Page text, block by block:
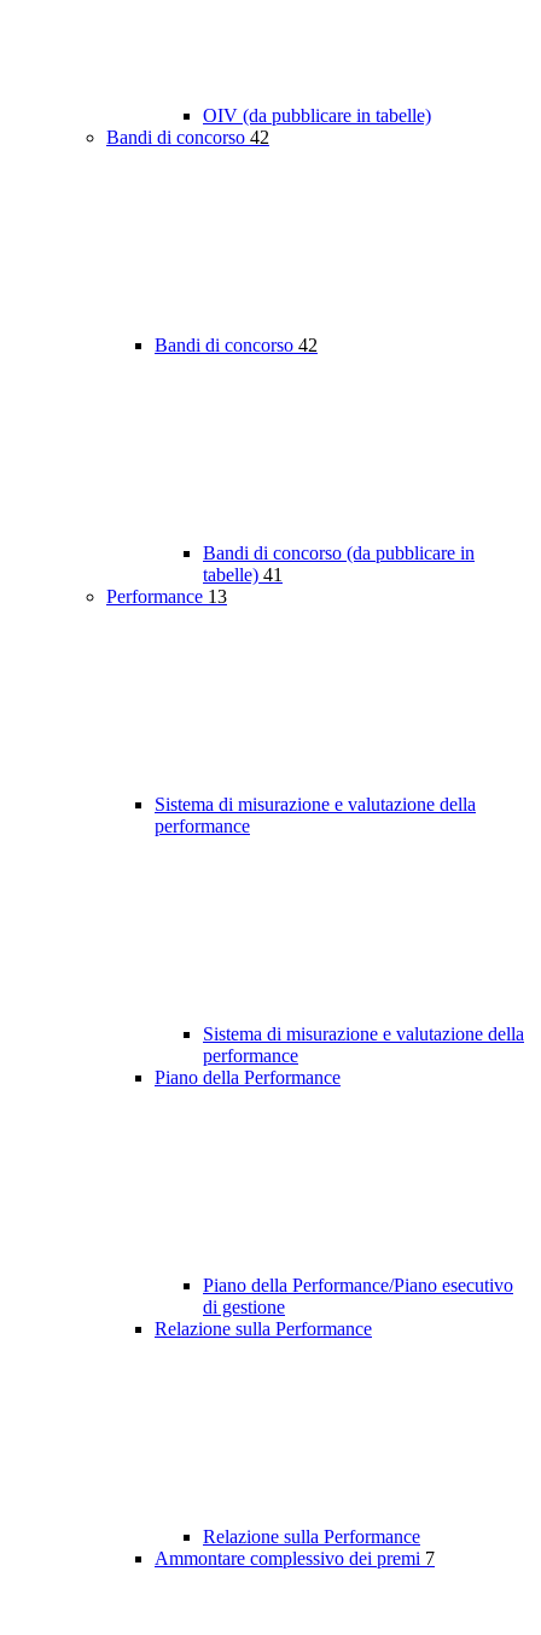
OIV (da pubblicare in tabelle)
Bandi di concorso 42
Bandi di concorso 42
Bandi di concorso (da pubblicare in
tabelle) 41
Performance 13
Sistema di misurazione e valutazione della
performance
Sistema di misurazione e valutazione della
performance
Piano della Performance
Piano della Performance/Piano esecutivo
di gestione
Relazione sulla Performance
Relazione sulla Performance
Ammontare complessivo dei premi 7